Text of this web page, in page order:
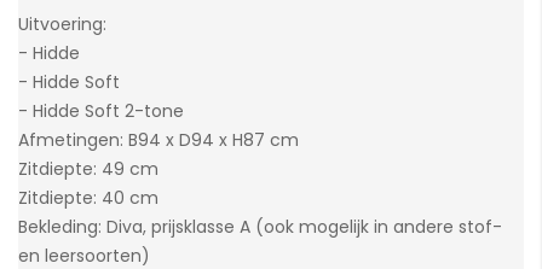
Uitvoering:
- Hidde
- Hidde Soft
- Hidde Soft 2-tone
Afmetingen: B94 x D94 x H87 cm
Zitdiepte: 49 cm
Zitdiepte: 40 cm
Bekleding: Diva, prijsklasse A (ook mogelijk in andere stof-
en leersoorten)